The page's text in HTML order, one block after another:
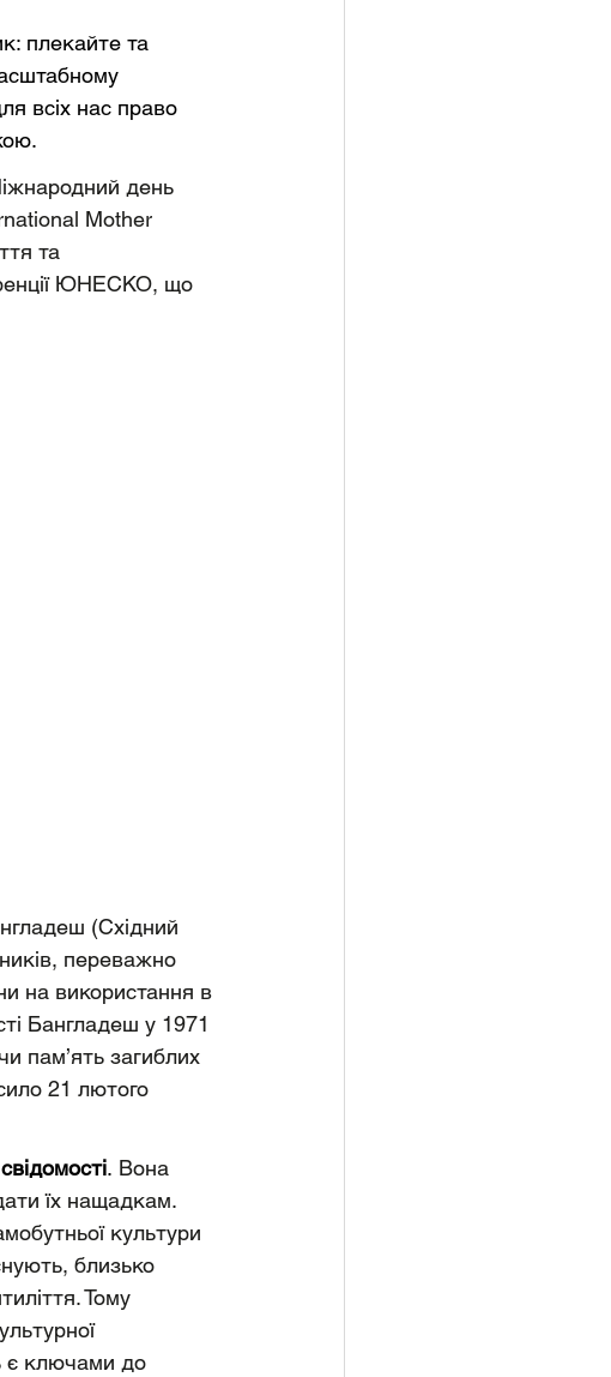
плекайте та
всіх нас право
день
Mother
та
ЮНЕСКО, що
(Східний
переважно
на використання в
Бангладеш у 1971
пам’ять загиблих
21 лютого
. Вона
їх нащадкам.
культури
близько
Тому
є ключами до